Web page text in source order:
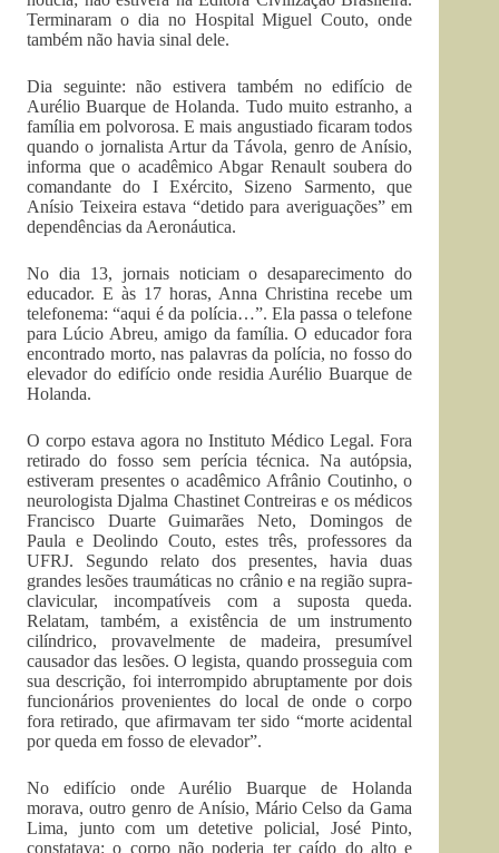
Terminaram o dia no Hospital Miguel Couto, onde
também não havia sinal dele.
Dia seguinte: não estivera também no edifício de
Aurélio Buarque de Holanda. Tudo muito estranho, a
família em polvorosa. E mais angustiado ficaram todos
quando o jornalista Artur da Távola, genro de Anísio,
informa que o acadêmico Abgar Renault soubera do
comandante do I Exército, Sizeno Sarmento, que
Anísio Teixeira estava “detido para averiguações” em
dependências da Aeronáutica.
No dia 13, jornais noticiam o desaparecimento do
educador. E às 17 horas, Anna Christina recebe um
telefonema: “aqui é da polícia…”. Ela passa o telefone
para Lúcio Abreu, amigo da família. O educador fora
encontrado morto, nas palavras da polícia, no fosso do
elevador do edifício onde residia Aurélio Buarque de
Holanda.
O corpo estava agora no Instituto Médico Legal. Fora
retirado do fosso sem perícia técnica. Na autópsia,
estiveram presentes o acadêmico Afrânio Coutinho, o
neurologista Djalma Chastinet Contreiras e os médicos
Francisco Duarte Guimarães Neto, Domingos de
Paula e Deolindo Couto, estes três, professores da
UFRJ. Segundo relato dos presentes, havia duas
grandes lesões traumáticas no crânio e na região supra-
clavicular, incompatíveis com a suposta queda.
Relatam, também, a existência de um instrumento
cilíndrico, provavelmente de madeira, presumível
causador das lesões. O legista, quando prosseguia com
sua descrição, foi interrompido abruptamente por dois
funcionários provenientes do local de onde o corpo
fora retirado, que afirmavam ter sido “morte acidental
por queda em fosso de elevador”.
No edifício onde Aurélio Buarque de Holanda
morava, outro genro de Anísio, Mário Celso da Gama
Lima, junto com um detetive policial, José Pinto,
constatava: o corpo não poderia ter caído do alto e